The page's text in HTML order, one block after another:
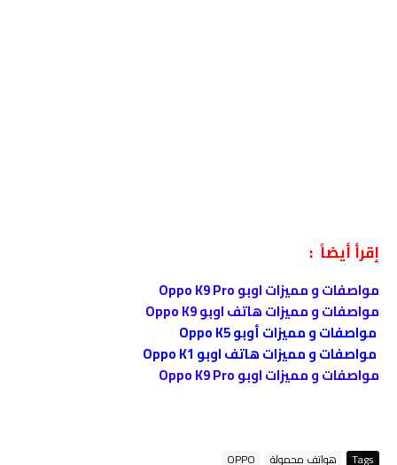
إقرأ أيضاً :
مواصفات و مميزات اوبو Oppo K9 Pro
مواصفات و مميزات هاتف اوبو Oppo K9
مواصفات و مميزات أوبو Oppo K5
مواصفات و مميزات هاتف اوبو Oppo K1
مواصفات و مميزات اوبو Oppo K9 Pro
Tags هواتف محمولة OPPO